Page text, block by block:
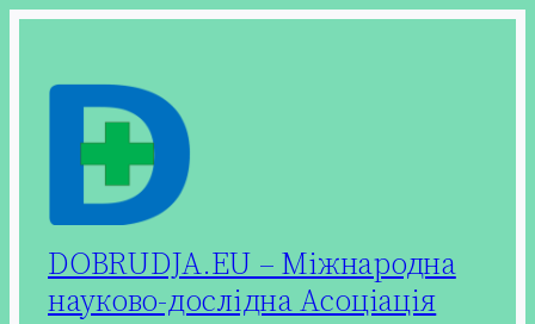
вмісту
DOBRUDJA.EU – Міжнародна
науково-дослідна Асоціація